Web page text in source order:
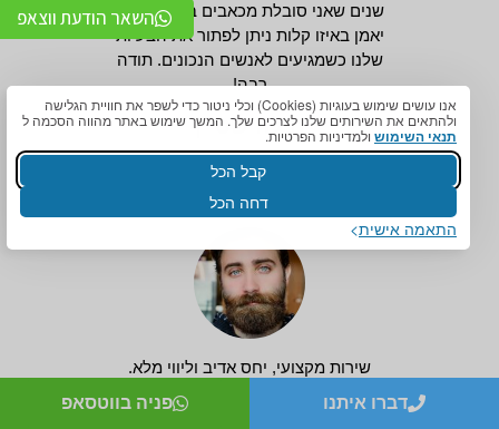
אנו עושים שימוש בעוגיות (Cookies) וכלי ניטור כדי לשפר את חוויית הגלישה
ולהתאים את השירותים שלנו לצרכים שלך. המשך שימוש באתר מהווה הסכמה ל
תנאי השימוש ולמדיניות הפרטיות.
קבל הכל
דחה הכל
התאמה אישית
שנים שאני סובלת מכאבים ברגליים, לא
יאמן באיזו קלות ניתן לפתור את הבעיות
שלנו כשמגיעים לאנשים הנכונים. תודה
רבה!
הילה שטיין
שירות מקצועי, יחס אדיב וליווי מלא.
תודה רבה על התאמה מושלמת!
השאר הודעת ווצאפ
דברו איתנו פניה בווטסאפ